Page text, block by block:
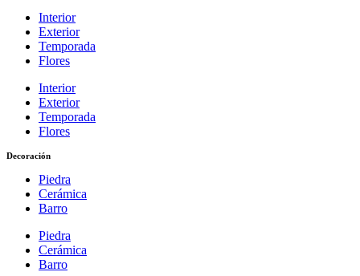
Interior
Exterior
Temporada
Flores
Interior
Exterior
Temporada
Flores
Decoración
Piedra
Cerámica
Barro
Piedra
Cerámica
Barro